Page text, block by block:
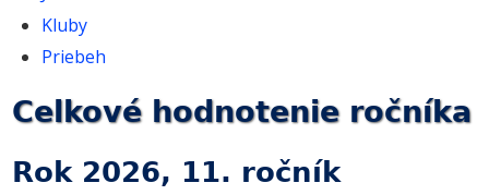
Kluby
Priebeh
Celkové hodnotenie ročníka
Rok 2026, 11. ročník